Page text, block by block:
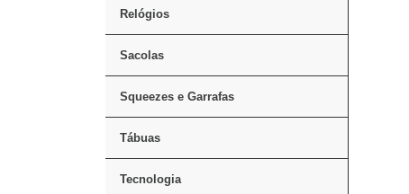
Relógios
Sacolas
Squeezes e Garrafas
Tábuas
Tecnologia